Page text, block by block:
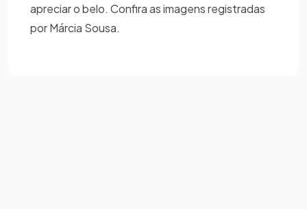
apreciar o belo. Confira as imagens registradas
por Márcia Sousa.